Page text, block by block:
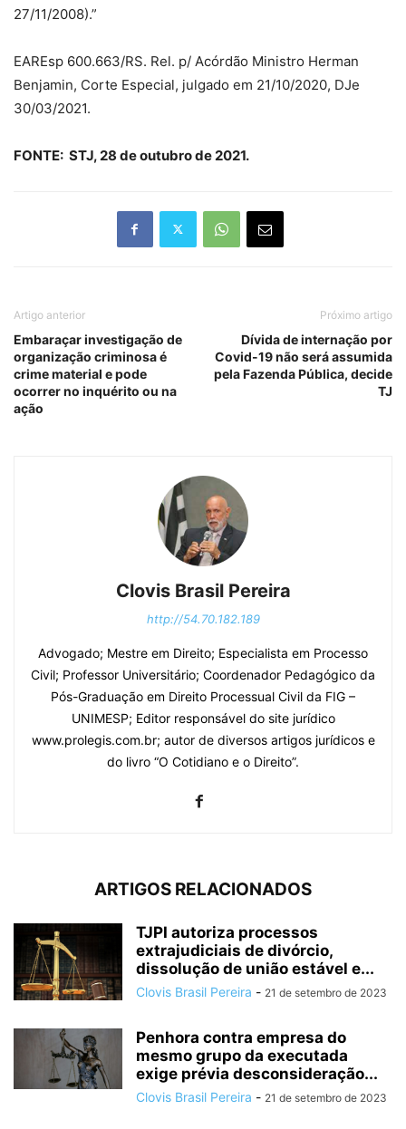
27/11/2008).”
EAREsp 600.663/RS. Rel. p/ Acórdão Ministro Herman
Benjamin, Corte Especial, julgado em 21/10/2020, DJe
30/03/2021.
FONTE: STJ, 28 de outubro de 2021.
Artigo anterior
Embaraçar investigação de
organização criminosa é
crime material e pode
ocorrer no inquérito ou na
ação
Próximo artigo
Dívida de internação por
Covid-19 não será assumida
pela Fazenda Pública, decide
TJ
Clovis Brasil Pereira
http://54.70.182.189
Advogado; Mestre em Direito; Especialista em Processo
Civil; Professor Universitário; Coordenador Pedagógico da
Pós-Graduação em Direito Processual Civil da FIG –
UNIMESP; Editor responsável do site jurídico
www.prolegis.com.br; autor de diversos artigos jurídicos e
do livro “O Cotidiano e o Direito”.
ARTIGOS RELACIONADOS
TJPI autoriza processos
extrajudiciais de divórcio,
dissolução de união estável e...
Clovis Brasil Pereira - 21 de setembro de 2023
Penhora contra empresa do
mesmo grupo da executada
exige prévia desconsideração...
Clovis Brasil Pereira - 21 de setembro de 2023